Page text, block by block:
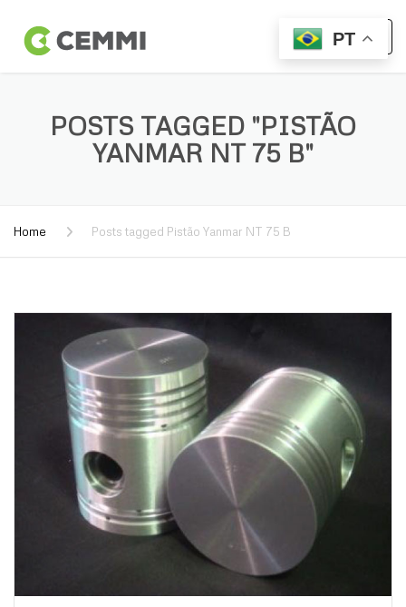
POSTS TAGGED "PISTÃO
YANMAR NT 75 B"
Home Posts tagged Pistão Yanmar NT 75 B
PT